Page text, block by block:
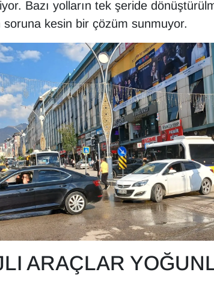
Bazı yolların tek şeride
kesin bir çözüm sunmuyor.
ARAÇLAR